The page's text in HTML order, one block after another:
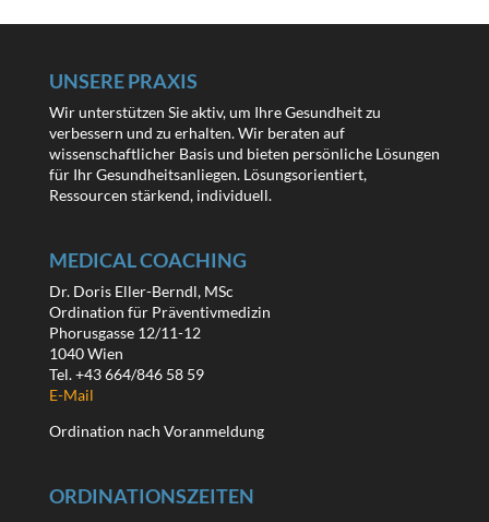
UNSERE PRAXIS
Wir unterstützen Sie aktiv, um Ihre Gesundheit zu
verbessern und zu erhalten. Wir beraten auf
wissenschaftlicher Basis und bieten persönliche Lösungen
für Ihr Gesundheitsanliegen. Lösungsorientiert,
Ressourcen stärkend, individuell.
MEDICAL COACHING
Dr. Doris Eller-Berndl, MSc
Ordination für Präventivmedizin
Phorusgasse 12/11-12
1040 Wien
Tel. +43 664/846 58 59
E-Mail
Ordination nach Voranmeldung
ORDINATIONSZEITEN